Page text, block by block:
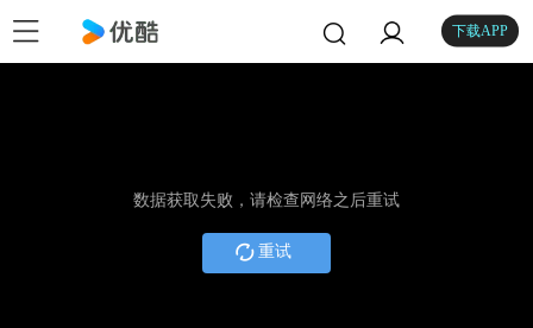
下载APP
数据获取失败，请检查网络之后重试
重试